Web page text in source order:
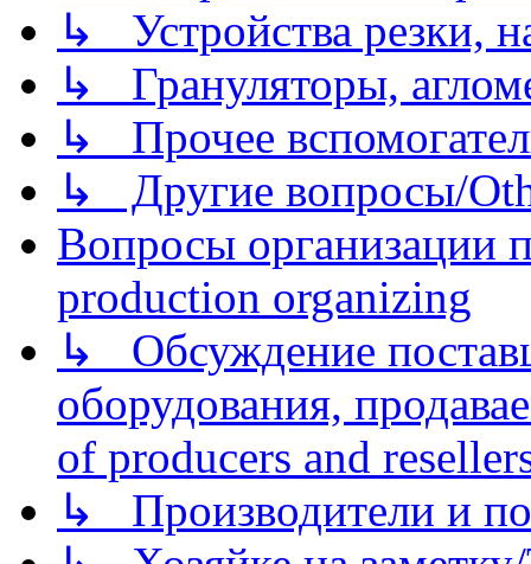
↳ Устройства резки,
↳ Грануляторы,
↳ Прочее
↳ Другие вопросы/
Вопросы организации
production organizing
↳ Обсуждение
оборудования,
of producers and
↳ Производители и